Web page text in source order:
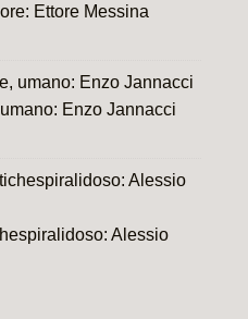
Ettore Messina
Enzo Jannacci
Alessio